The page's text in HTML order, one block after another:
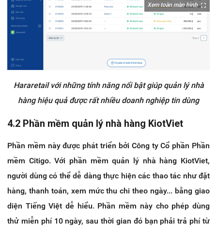
Xem toàn màn hình
Hararetail với những tính năng nổi bật giúp quản lý nhà
hàng hiệu quả được rất nhiều doanh nghiệp tin dùng
4.2 Phần mềm quản lý nhà hàng KiotViet
Phần mềm này được phát triển bởi Công ty Cổ phần Phần
mềm Citigo. Với phần mềm quản lý nhà hàng KiotViet,
người dùng có thể dễ dàng thực hiện các thao tác như đặt
hàng, thanh toán, xem mức thu chi theo ngày... bằng giao
diện Tiếng Việt dễ hiểu. Phần mềm này cho phép dùng
thử miễn phí 10 ngày, sau thời gian đó bạn phải trả phí từ